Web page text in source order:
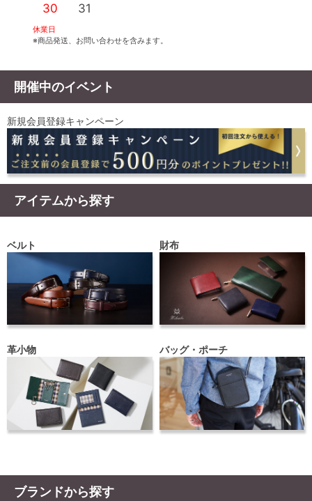
30 31
休業日
※商品発送、お問い合わせを含みます。
開催中のイベント
新規会員登録キャンペーン
アイテムから探す
ベルト 財布
革小物 バッグ・ポーチ
ブランドから探す